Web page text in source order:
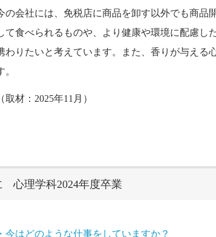
の会社には、免税店に商品を卸す以外でも商品
て食べられるものや、より健康や環境に配慮し
わりたいと考えています。また、香りが与える
。
（取材：2025年11月）
心理学科2024年度卒業
・今はどのような仕事をしていますか？